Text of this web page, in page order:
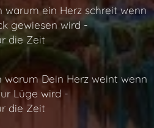
warum ein Herz schreit wenn
gewiesen wird -
die Zeit
warum Dein Herz weint wenn
Lüge wird -
die Zeit